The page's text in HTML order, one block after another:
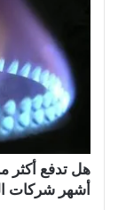
هل تدفع أكثر
أشهر شركات